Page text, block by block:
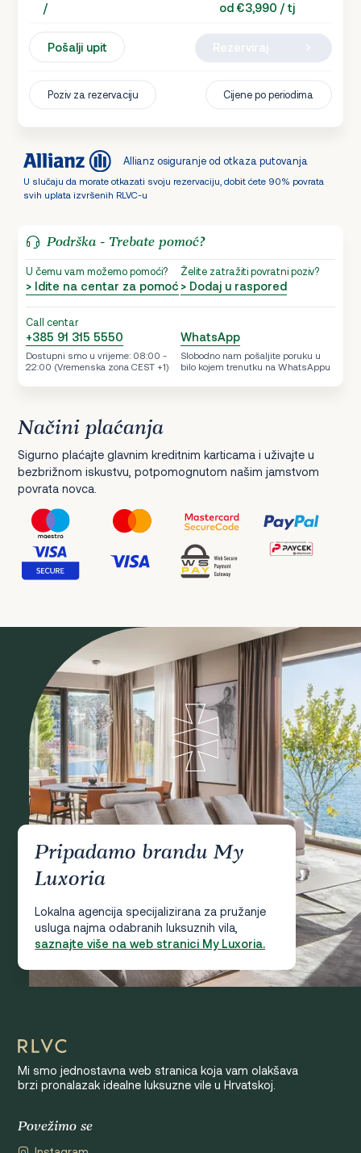
/ od €3,990 / tj
Pošalji upit
Poziv za rezervaciju Cijene po periodima
Allianz osiguranje od otkaza putovanja
U slučaju da morate otkazati svoju rezervaciju, dobit ćete 90% povrata
svih uplata izvršenih RLVC-u
Podrška - Trebate pomoć?
U čemu vam možemo pomoći?
> Idite na centar za pomoć
Želite zatražiti povratni poziv?
> Dodaj u raspored
Call centar
+385 91 315 5550
Dostupni smo u vrijeme: 08:00 -
22:00 (Vremenska zona CEST +1)
WhatsApp
Slobodno nam pošaljite poruku u
bilo kojem trenutku na WhatsAppu
Načini plaćanja
Sigurno plaćajte glavnim kreditnim karticama i uživajte u
bezbrižnom iskustvu, potpomognutom našim jamstvom
povrata novca.
Pripadamo brandu My
Luxoria
Lokalna agencija specijalizirana za pružanje
usluga najma odabranih luksuznih vila,
saznajte više na web stranici My Luxoria.
Mi smo jednostavna web stranica koja vam olakšava
brzi pronalazak idealne luksuzne vile u Hrvatskoj.
Povežimo se